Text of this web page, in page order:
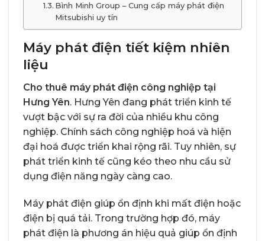
Bình Minh Group – Cung cấp máy phát điện
Mitsubishi uy tín
Máy phát điện tiết kiệm nhiên
liệu
Cho thuê máy phát điện công nghiệp tại
Hưng Yên. Hưng Yên đang phát triển kinh tế
vượt bậc với sự ra đời của nhiều khu công
nghiệp. Chính sách công nghiệp hoá và hiện
đại hoá được triển khai rộng rãi. Tuy nhiên, sự
phát triển kinh tế cũng kéo theo nhu cầu sử
dụng điện năng ngày càng cao.
Máy phát điện giúp ổn định khi mất điện hoặc
điện bị quá tải. Trong trường hợp đó, máy
phát điện là phương án hiệu quả giúp ổn định